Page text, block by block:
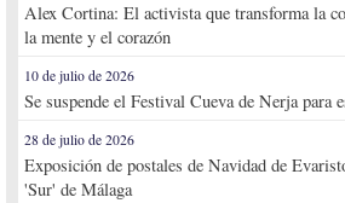
Alex Cortina: El activista que transforma la
la mente y el corazón
10 de julio de 2026
Se suspende el Festival Cueva de Nerja para
28 de julio de 2026
Exposición de postales de Navidad de
'Sur' de Málaga